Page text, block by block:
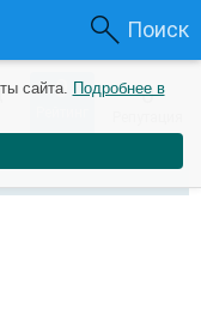
Поиск
0 0
сайта. Подробнее в